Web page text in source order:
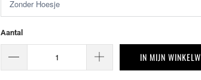
Aantal
IN MIJN